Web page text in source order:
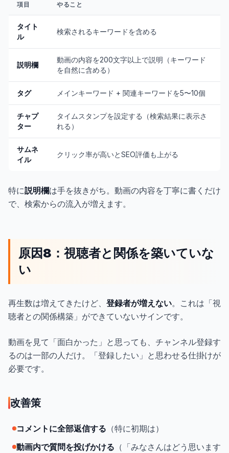
項目 やること
タイト
ル
検索されるキーワードを含める
説明欄
動画の内容を200文字以上で説明（キーワード
を自然に含める）
タグ メインキーワード + 関連キーワードを5〜10個
チャプ
ター
タイムスタンプを設定する（検索結果に表示さ
れる）
サムネ
イル
クリック率が高いとSEO評価も上がる
特に説明欄は手を抜きがち。動画の内容を丁寧に書くだけ
で、検索からの流入が増えます。
原因8：視聴者と関係を築いていな
い
再生数は増えてきたけど、 登録者が増えない。これは「視
聴者との関係構築」ができていないサインです。
動画を見て「面白かった」と思っても、チャンネル登録す
るのは一部の人だけ。「登録したい」と思わせる仕掛けが
必要です。
改善策
コメントに全部返信する （特に初期は）
動画内で質問を投げかける （「みなさんはどう思います